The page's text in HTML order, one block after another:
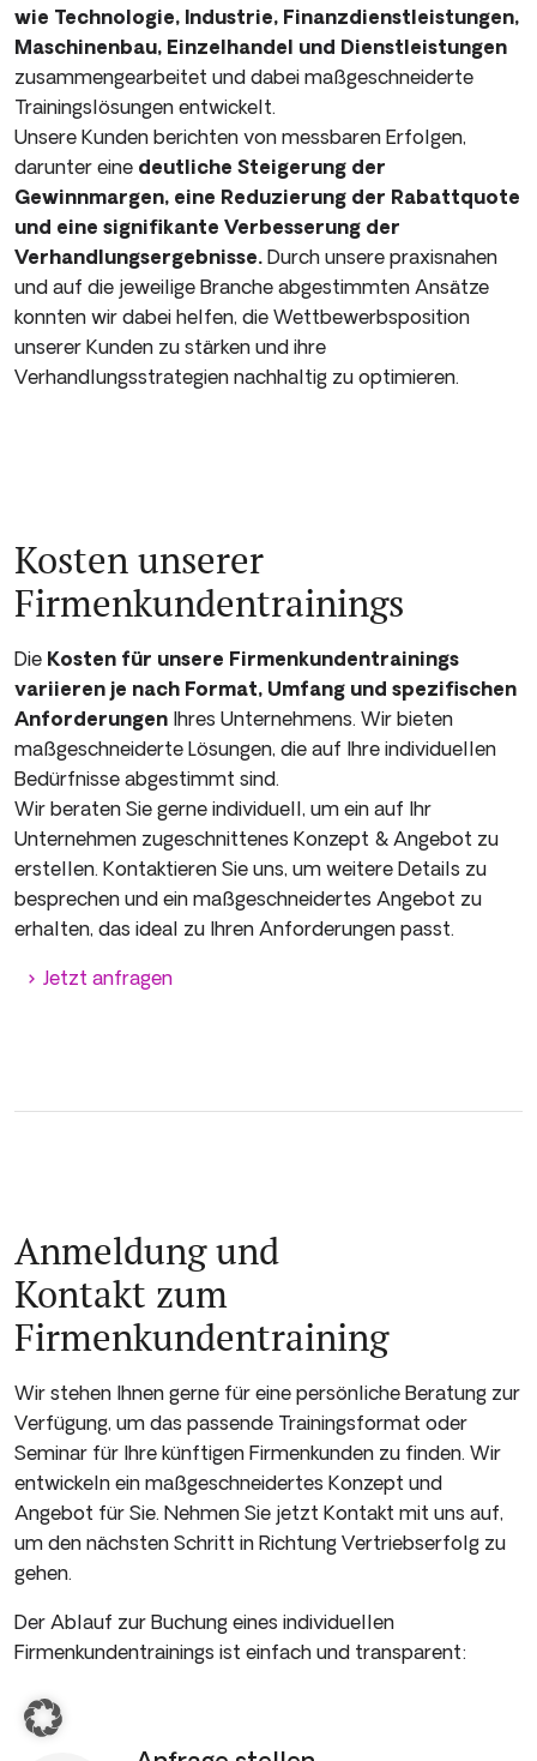
wie Technologie, Industrie, Finanzdienstleistungen,
Maschinenbau, Einzelhandel und Dienstleistungen
zusammengearbeitet und dabei maßgeschneiderte
Trainingslösungen entwickelt.
Unsere Kunden berichten von messbaren Erfolgen,
darunter eine deutliche Steigerung der
Gewinnmargen, eine Reduzierung der Rabattquote
und eine signifikante Verbesserung der
Verhandlungsergebnisse. Durch unsere praxisnahen
und auf die jeweilige Branche abgestimmten Ansätze
konnten wir dabei helfen, die Wettbewerbsposition
unserer Kunden zu stärken und ihre
Verhandlungsstrategien nachhaltig zu optimieren.
Kosten unserer
Firmenkunden­trainings
Die Kosten für unsere Firmenkunden­trainings
variieren je nach Format, Umfang und spezifischen
Anforderungen Ihres Unternehmens. Wir bieten
maßgeschneiderte Lösungen, die auf Ihre individuellen
Bedürfnisse abgestimmt sind.
Wir beraten Sie gerne individuell, um ein auf Ihr
Unternehmen zugeschnittenes Konzept & Angebot zu
erstellen. Kontaktieren Sie uns, um weitere Details zu
besprechen und ein maßgeschneidertes Angebot zu
erhalten, das ideal zu Ihren Anforderungen passt.
Jetzt anfragen
Anmeldung und
Kontakt zum
Firmenkunden­training
Wir stehen Ihnen gerne für eine persönliche Beratung zur
Verfügung, um das passende Trainingsformat oder
Seminar für Ihre künftigen Firmenkunden­ zu finden. Wir
entwickeln ein maßgeschneidertes Konzept und
Angebot für Sie. Nehmen Sie jetzt Kontakt mit uns auf,
um den nächsten Schritt in Richtung Vertriebserfolg zu
gehen.
Der Ablauf zur Buchung eines individuellen
Firmenkunden­trainings ist einfach und transparent: